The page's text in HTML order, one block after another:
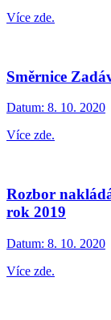
Více zde.
Směrnice
Datum: 8. 10. 2020
Více zde.
Rozbor
rok 2019
Datum: 8. 10. 2020
Více zde.